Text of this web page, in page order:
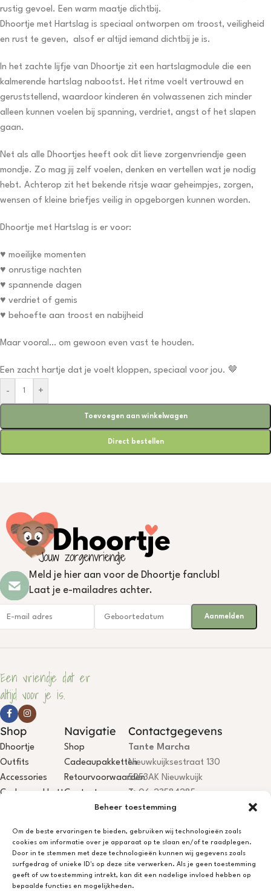
Beheer toestemming
Om de beste ervaringen te bieden, gebruiken wij technologieën zoals
cookies om informatie over je apparaat op te slaan en/of te raadplegen.
Door in te stemmen met deze technologieën kunnen wij gegevens zoals
surfgedrag of unieke ID's op deze site verwerken. Als je geen toestemming
geeft of uw toestemming intrekt, kan dit een nadelige invloed hebben op
bepaalde functies en mogelijkheden.
rustig gevoel. Een warm maatje dichtbij.
Dhoortje met Hartslag is speciaal ontworpen om troost, veiligheid
en rust te geven, alsof er altijd iemand dichtbij je is.
In het zachte lijfje van Dhoortje zit een hartslagmodule die een
kalmerende hartslag nabootst. Het ritme voelt vertrouwd en
geruststellend, waardoor kinderen én volwassenen zich minder
alleen kunnen voelen bij spanning, verdriet, angst of het slapen
gaan.
Net als alle Dhoortjes heeft ook dit lieve zorgenvriendje geen
mondje. Zo mag jij zelf voelen, denken en vertellen wat je nodig
hebt. Achterop zit het bekende ritsje waar geheimpjes, zorgen,
wensen of kleine briefjes veilig in opgeborgen kunnen worden.
Dhoortje met Hartslag is er voor:
♥ moeilijke momenten
♥ onrustige nachten
♥ spannende dagen
♥ verdriet of gemis
♥ behoefte aan troost en nabijheid
Maar vooral… om gewoon even vast te houden.
Een zacht hartje dat je voelt kloppen, speciaal voor jou. 🤎
- +
Toevoegen aan winkelwagen
Direct bestellen
Meld je hier aan voor de Dhoortje fanclub!
Laat je e-mailadres achter.
Een vriendje dat er
altijd voor je is.
Shop
Dhoortje
Outfits
Accessories
Cadeaupakketten
Navigatie
Shop
Cadeaupakketten
Retourvoorwaarden
Contact
Contactgegevens
Tante Marcha
Nieuwkuijksestraat 130
5253AK Nieuwkuijk
T: 06-23584285
E:info@dhoortje.nl
BTW:
NL001785467B84
IBAN:NL75KNAB0406694044
Dhoortje Atelier is open, je bent
welkom! Niet aanwezig? App/bel